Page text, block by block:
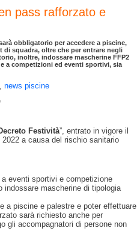
pass rafforzato e
obbligatorio per accedere a piscine,
di squadra, oltre che per entrare negli
inoltre, indossare mascherine FFP2
a competizioni ed eventi sportivi, sia
, news piscine
Festività”, entrato in vigore il
a causa del rischio sanitario
eventi sportivi e competizione
indossare mascherine di tipologia
a piscine e palestre e poter effettuare
sarà richiesto anche per
gli accompagnatori di persone non